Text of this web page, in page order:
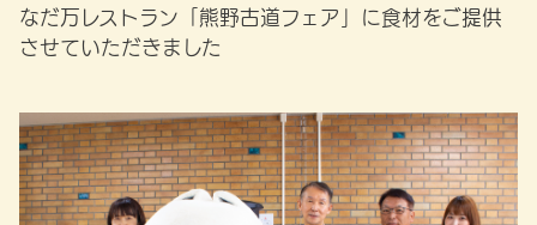
なだ万レストラン「熊野古道フェア」に食材をご提供
させていただきました